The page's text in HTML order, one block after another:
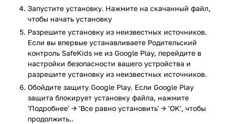
Функциональные возможности
Предоставление детальной информации о том, какие
сайты посещает ваше чадо;
Информация о поисковых запросах ребенка;
Возможность установки запретов на посещение
определенных сайтов, которые, по вашему мнению,
могут навредить психике;
Текстовое уведомление на ваш телефон о попытке
ребенка «проникнуть» на недозволенную
территорию;
Запустите установку. Нажмите на скачанный файл,
чтобы начать установку
Разрешите установку из неизвестных источников.
Если вы впервые устанавливаете Родительский
контроль SafeKids не из Google Play, перейдите в
настройки безопасности вашего устройства и
разрешите установку из неизвестных источников.
Обойдите защиту Google Play. Если Google Play
защита блокирует установку файла, нажмите
'Подробнее' → 'Все равно установить' → 'OK', чтобы
продолжить..